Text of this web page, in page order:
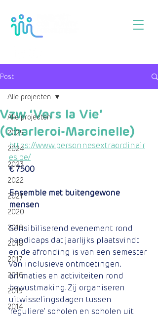
Post
Alle projecten
2025
2024
2023
2022
2021
2020
2019
2018
2017
2016
2015
2014
Alle projecten
Vzw ‘Vers la Vie’
(Charleroi-Marcinelle)
https://www.personnesextraordinair
es.be/
€ 7500
Ensemble met buitengewone
mensen
Sensibiliserend evenement rond
handicaps dat jaarlijks plaatsvindt
en de afronding is van een semester
van inclusieve ontmoetingen,
animaties en activiteiten rond
bewustmaking. Zij organiseren
uitwisselingsdagen tussen
‘reguliere’ scholen en scholen uit